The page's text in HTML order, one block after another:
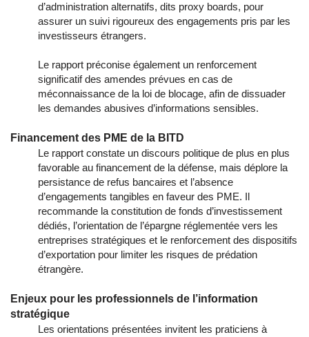
d’administration alternatifs, dits proxy boards, pour
assurer un suivi rigoureux des engagements pris par les
investisseurs étrangers.
Le rapport préconise également un renforcement
significatif des amendes prévues en cas de
méconnaissance de la loi de blocage, afin de dissuader
les demandes abusives d’informations sensibles.
Financement des PME de la BITD
Le rapport constate un discours politique de plus en plus
favorable au financement de la défense, mais déplore la
persistance de refus bancaires et l’absence
d’engagements tangibles en faveur des PME. Il
recommande la constitution de fonds d’investissement
dédiés, l’orientation de l’épargne réglementée vers les
entreprises stratégiques et le renforcement des dispositifs
d’exportation pour limiter les risques de prédation
étrangère.
Enjeux pour les professionnels de l’information
stratégique
Les orientations présentées invitent les praticiens à